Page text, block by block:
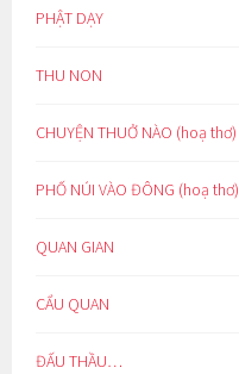
PHẬT DẠY
THU NON
CHUYỆN THUỞ NÀO (hoạ thơ)
PHỐ NÚI VÀO ĐÔNG (hoạ thơ)
QUAN GIAN
CẨU QUAN
ĐẤU THẦU…